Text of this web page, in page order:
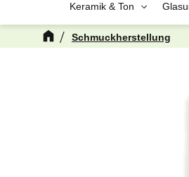
Keramik & Ton
Schmuckherstellung